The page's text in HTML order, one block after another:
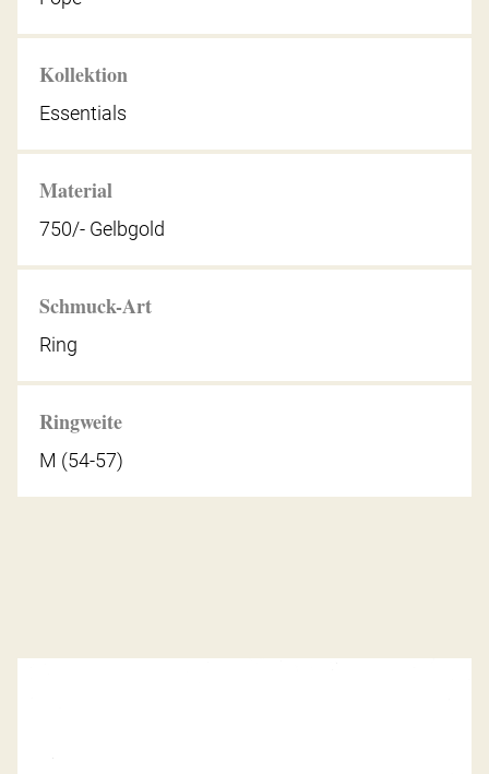
Kollektion
Essentials
Material
750/- Gelbgold
Schmuck-Art
Ring
Ringweite
M (54-57)